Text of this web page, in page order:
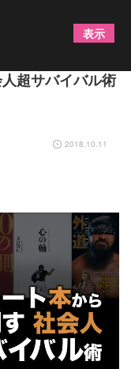
生きる」仕事術
超サバイバル術
2018.10.11
表示